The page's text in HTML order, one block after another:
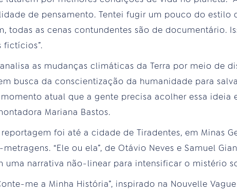
de pensamento. Tentei fugir um pouco do
todas as cenas contundentes são de documentário.
fictícios”.
as mudanças climáticas da Terra por meio de
busca da conscientização da humanidade para
atual que a gente precisa acolher essa ideia
Mariana Bastos.
foi até a cidade de Tiradentes, em Minas
“Ele ou ela”, de Otávio Neves e Samuel
uma narrativa não-linear para intensificar o mistério
me a Minha História”, inspirado na Nouvelle